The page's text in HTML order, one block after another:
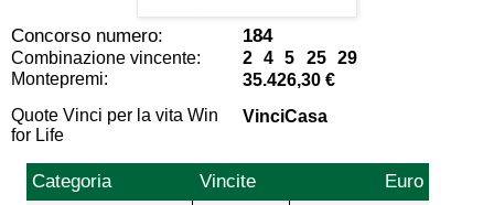
Concorso numero: 184
Combinazione vincente:
2 4 5 25 29
Montepremi:
35.426,30 €
Quote Vinci per la vita Win
for Life
VinciCasa
Categoria Vincite
Euro